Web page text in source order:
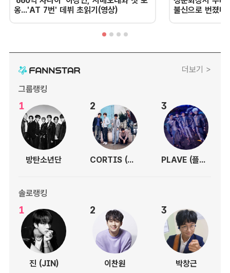
옹...'AT 7번' 데뷔 초읽기(영상)
불신으로 번졌
더보기 >
그룹랭킹
1
방탄소년단
2
CORTIS (코르티스)
3
PLAVE (플레이브)
솔로랭킹
1
진 (JIN)
2
이찬원
3
박창근